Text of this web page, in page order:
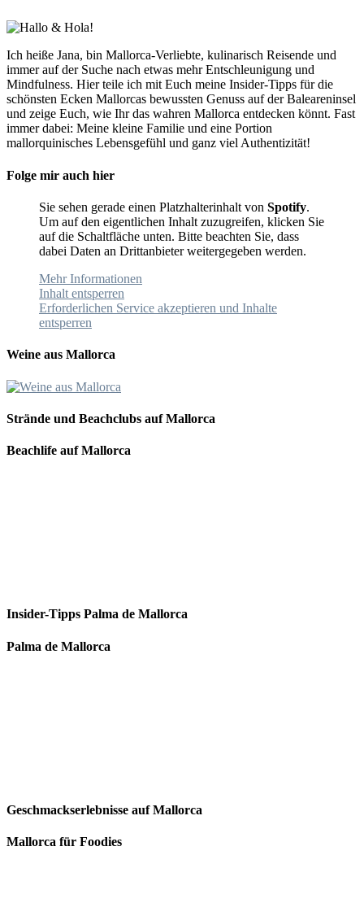
Ich heiße Jana, bin Mallorca-Verliebte, kulinarisch Reisende und
immer auf der Suche nach etwas mehr Entschleunigung und
Mindfulness. Hier teile ich mit Euch meine Insider-Tipps für die
schönsten Ecken Mallorcas bewussten Genuss auf der Baleareninsel
und zeige Euch, wie Ihr das wahren Mallorca entdecken könnt. Fast
immer dabei: Meine kleine Familie und eine Portion
mallorquinisches Lebensgefühl und ganz viel Authentizität!
Folge mir auch hier
Sie sehen gerade einen Platzhalterinhalt von Spotify.
Um auf den eigentlichen Inhalt zuzugreifen, klicken Sie
auf die Schaltfläche unten. Bitte beachten Sie, dass
dabei Daten an Drittanbieter weitergegeben werden.
Mehr Informationen
Inhalt entsperren
Erforderlichen Service akzeptieren und Inhalte
entsperren
Weine aus Mallorca
Strände und Beachclubs auf Mallorca
Beachlife auf Mallorca
Insider-Tipps Palma de Mallorca
Palma de Mallorca
Geschmackserlebnisse auf Mallorca
Mallorca für Foodies